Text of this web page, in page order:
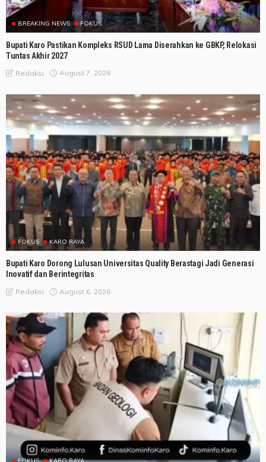
BREAKING NEWS FOKUS
Bupati Karo Pastikan Kompleks RSUD Lama Diserahkan ke GBKP, Relokasi
Tuntas Akhir 2027
Redaksi August 7, 2026
FOKUS KARO RAYA
Bupati Karo Dorong Lulusan Universitas Quality Berastagi Jadi Generasi
Inovatif dan Berintegritas
Redaksi August 6, 2026
FOKUS KARO RAYA